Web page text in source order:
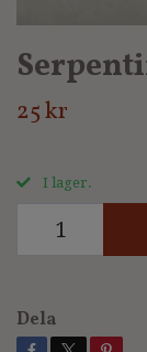
25 kr
I lager.
Dela